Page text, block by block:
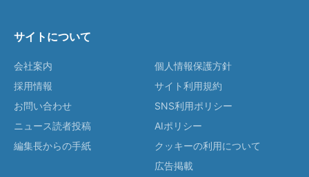
サイトについて
会社案内
採用情報
お問い合わせ
ニュース読者投稿
編集長からの手紙
個人情報保護方針
サイト利用規約
SNS利用ポリシー
AIポリシー
クッキーの利用について
広告掲載